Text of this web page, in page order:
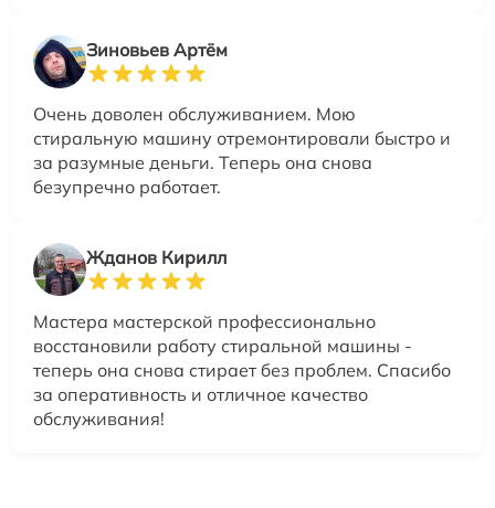
Зиновьев Артём
Очень доволен обслуживанием. Мою
стиральную машину отремонтировали быстро и
за разумные деньги. Теперь она снова
безупречно работает.
Жданов Кирилл
Мастера мастерской профессионально
восстановили работу стиральной машины -
теперь она снова стирает без проблем. Спасибо
за оперативность и отличное качество
обслуживания!